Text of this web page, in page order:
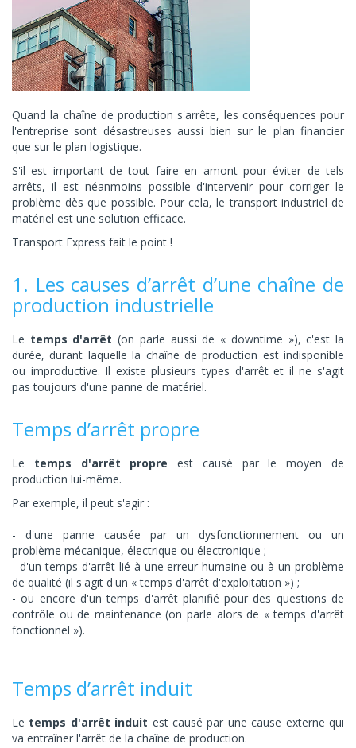
Quand la chaîne de production s'arrête, les conséquences pour
l'entreprise sont désastreuses aussi bien sur le plan financier
que sur le plan logistique.
S'il est important de tout faire en amont pour éviter de tels
arrêts, il est néanmoins possible d'intervenir pour corriger le
problème dès que possible. Pour cela, le transport industriel de
matériel est une solution efficace.
Transport Express fait le point !
1. Les causes d’arrêt d’une chaîne de
production industrielle
Le temps d'arrêt (on parle aussi de « downtime »), c'est la
durée, durant laquelle la chaîne de production est indisponible
ou improductive. Il existe plusieurs types d'arrêt et il ne s'agit
pas toujours d'une panne de matériel.
Temps d’arrêt propre
Le temps d'arrêt propre est causé par le moyen de
production lui-même.
Par exemple, il peut s'agir :
d'une panne causée par un dysfonctionnement ou un
problème mécanique, électrique ou électronique ;
d'un temps d'arrêt lié à une erreur humaine ou à un problème
de qualité (il s'agit d'un « temps d'arrêt d'exploitation ») ;
ou encore d'un temps d'arrêt planifié pour des questions de
contrôle ou de maintenance (on parle alors de « temps d'arrêt
fonctionnel »).
Temps d’arrêt induit
Le temps d'arrêt induit est causé par une cause externe qui
va entraîner l'arrêt de la chaîne de production.